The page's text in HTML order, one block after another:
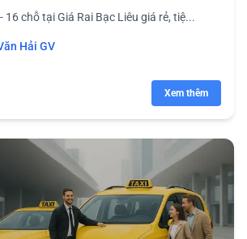
16 chỗ tại Giá Rai Bạc Liêu giá rẻ, tiệ...
Hải GV
Xem thêm